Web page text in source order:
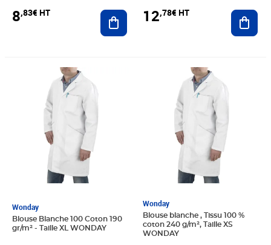
8,83€ HT Ajouter au panier
12,78€ HT
Wonday
Blouse Blanche 100 Coton 190
gr/m² - Taille XL WONDAY
Prix 18,63€ HT
Wonday
Blouse blanche , Tissu 100 %
coton 240 g/m², Taille XS
WONDAY
Prix 15,08€ HT